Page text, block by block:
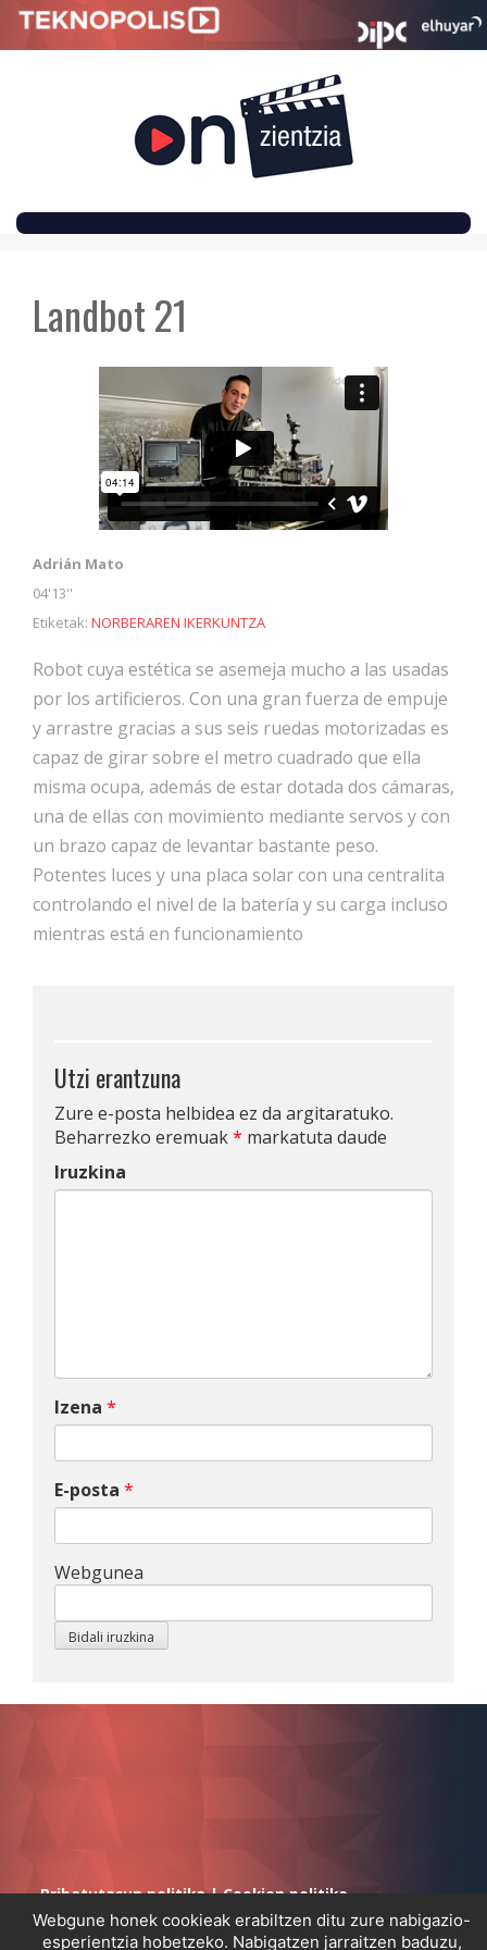
CONTENT
Landbot 21
Adrián Mato
04'13''
Etiketak: NORBERAREN IKERKUNTZA
Robot cuya estética se asemeja mucho a las usadas
por los artificieros. Con una gran fuerza de empuje
y arrastre gracias a sus seis ruedas motorizadas es
capaz de girar sobre el metro cuadrado que ella
misma ocupa, además de estar dotada dos cámaras,
una de ellas con movimiento mediante servos y con
un brazo capaz de levantar bastante peso.
Potentes luces y una placa solar con una centralita
controlando el nivel de la batería y su carga incluso
mientras está en funcionamiento
Utzi erantzuna
Zure e-posta helbidea ez da argitaratuko.
Beharrezko eremuak* markatuta daude
Iruzkina
Izena *
E-posta *
Webgunea
Pribatutasun politika|Cookien politika
Webgune honek cookieak erabiltzen ditu zure nabigazio-
esperientzia hobetzeko. Nabigatzen jarraitzen baduzu,